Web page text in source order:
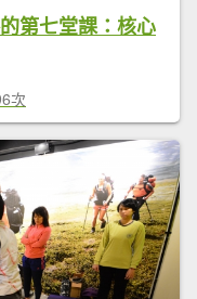
第七堂課：核心
次